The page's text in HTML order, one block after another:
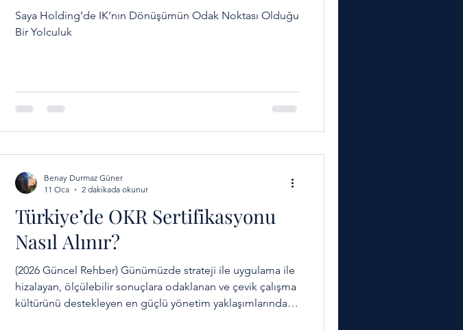
Saya Holding’de IK’nın Dönüşümün Odak Noktası Olduğu
Bir Yolculuk
Türkiye’de OKR Sertifikasyonu
Nasıl Alınır?
(2026 Güncel Rehber) Günümüzde strateji ile uygulama ile
hizalayan, ölçülebilir sonuçlara odaklanan ve çevik çalışma
kültürünü destekleyen en güçlü yönetim yaklaşımlarından
Benay Durmaz Güner
11 Oca
2 dakikada okunur